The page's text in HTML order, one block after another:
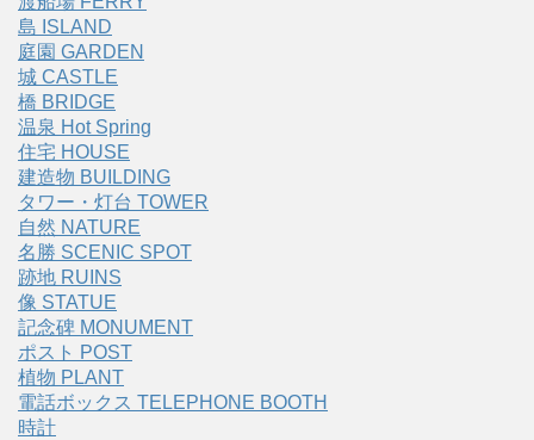
島 ISLAND
庭園 GARDEN
城 CASTLE
橋 BRIDGE
温泉 Hot Spring
住宅 HOUSE
建造物 BUILDING
タワー・灯台 TOWER
自然 NATURE
名勝 SCENIC SPOT
跡地 RUINS
像 STATUE
記念碑 MONUMENT
ポスト POST
植物 PLANT
電話ボックス TELEPHONE BOOTH
時計